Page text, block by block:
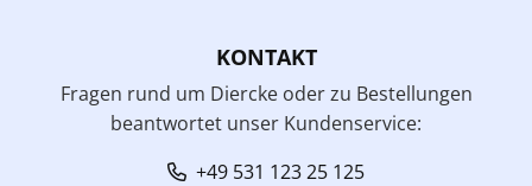
KONTAKT
Fragen rund um Diercke oder zu Bestellungen
beantwortet unser Kundenservice:
+49 531 123 25 125